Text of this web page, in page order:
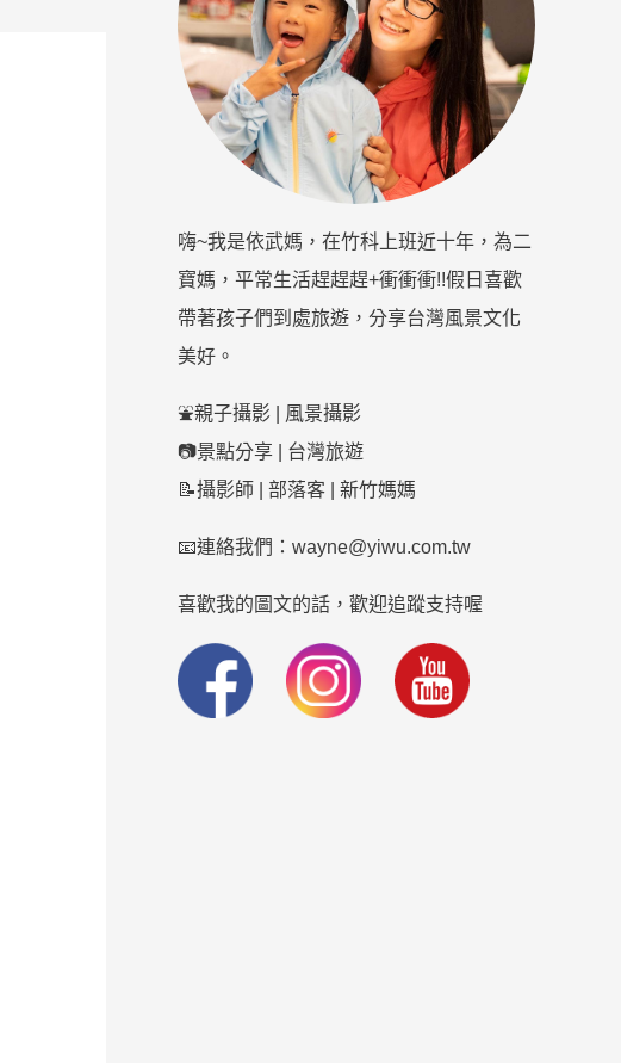
嗨~我是依武媽，在竹科上班近十年，為二
寶媽，平常生活趕趕趕+衝衝衝!!假日喜歡
帶著孩子們到處旅遊，分享台灣風景文化
美好。
⛲親子攝影 | 風景攝影
📷景點分享 | 台灣旅遊
📝攝影師 | 部落客 | 新竹媽媽
📧連絡我們：wayne@yiwu.com.tw
喜歡我的圖文的話，歡迎追蹤支持喔